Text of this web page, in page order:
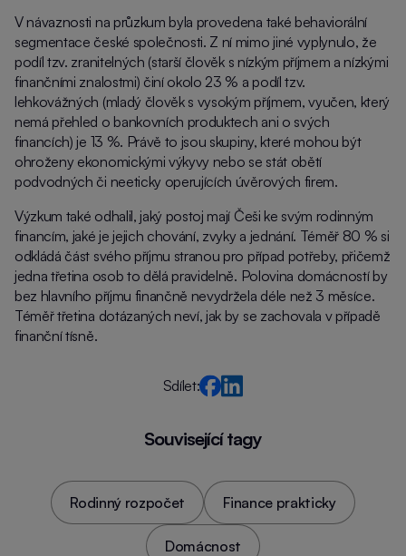
V návaznosti na průzkum byla provedena také behaviorální
segmentace české společnosti. Z ní mimo jiné vyplynulo, že
podíl tzv. zranitelných (starší člověk s nízkým příjmem a nízkými
finančními znalostmi) činí okolo 23 % a podíl tzv.
lehkovážných (mladý člověk s vysokým příjmem, vyučen, který
nemá přehled o bankovních produktech ani o svých
financích) je 13 %. Právě to jsou skupiny, které mohou být
ohroženy ekonomickými výkyvy nebo se stát obětí
podvodných či neeticky operujících úvěrových firem.
Výzkum také odhalil, jaký postoj mají Češi ke svým rodinným
financím, jaké je jejich chování, zvyky a jednání. Téměř 80 % si
odkládá část svého příjmu stranou pro případ potřeby, přičemž
jedna třetina osob to dělá pravidelně. Polovina domácností by
bez hlavního příjmu finančně nevydržela déle než 3 měsíce.
Téměř třetina dotázaných neví, jak by se zachovala v případě
finanční tísně.
Sdílet:
Související tagy
Rodinný rozpočet Finance prakticky
Domácnost